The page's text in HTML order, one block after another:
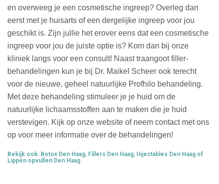
en overweeg je een cosmetische ingreep? Overleg dan
eerst met je huisarts of een dergelijke ingreep voor jou
geschikt is. Zijn jullie het erover eens dat een cosmetische
ingreep voor jou de juiste optie is? Kom dan bij onze
kliniek langs voor een consult! Naast traangoot filler-
behandelingen kun je bij Dr. Maikel Scheer ook terecht
voor de nieuwe, geheel natuurlijke Profhilo behandeling.
Met deze behandeling stimuleer je je huid om de
natuurlijke lichaamsstoffen aan te maken die je huid
verstevigen. Kijk op onze website of neem contact met ons
op voor meer informatie over de behandelingen!
Bekijk ook: Botox Den Haag, Fillers Den Haag, Injectables Den Haag of
Lippen opvullen Den Haag.